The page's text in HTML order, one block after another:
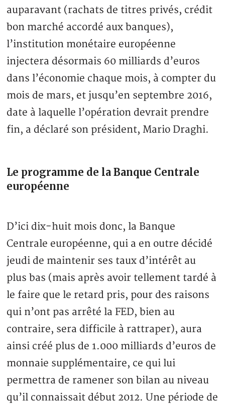
auparavant (rachats de titres privés, crédit
bon marché accordé aux banques),
l’institution monétaire européenne
injectera désormais 60 milliards d’euros
dans l’économie chaque mois, à compter du
mois de mars, et jusqu’en septembre 2016,
date à laquelle l’opération devrait prendre
fin, a déclaré son président, Mario Draghi.
Le programme de la Banque Centrale
européenne
D’ici dix-huit mois donc, la Banque
Centrale européenne, qui a en outre décidé
jeudi de maintenir ses taux d’intérêt au
plus bas (mais après avoir tellement tardé à
le faire que le retard pris, pour des raisons
qui n’ont pas arrêté la FED, bien au
contraire, sera difficile à rattraper), aura
ainsi créé plus de 1.000 milliards d’euros de
monnaie supplémentaire, ce qui lui
permettra de ramener son bilan au niveau
qu’il connaissait début 2012. Une période de